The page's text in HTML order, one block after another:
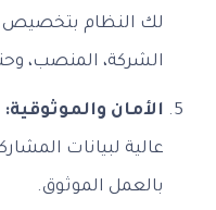
لك النظام بتخصيص
الشركة، المنصب،
الأمان والموثوقية:
عالية لبيانات
بالعمل الموثوق.